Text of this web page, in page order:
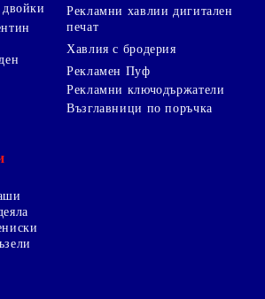
Рекламни хавлии дигитален
печат
Хавлия с бродерия
Рекламен Пуф
Рекламни ключодържатели
Възглавници по поръчка